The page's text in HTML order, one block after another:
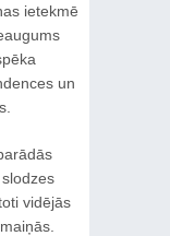
ietekmē
un
vidējās